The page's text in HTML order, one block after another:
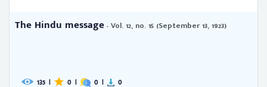
The Hindu message- Vol. 1, no. 3 (December 15, 1921)
178 0 0 1